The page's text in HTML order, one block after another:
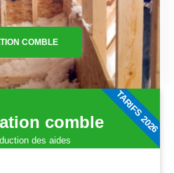
COMBLE
comble
des aides
TARIFS 2026